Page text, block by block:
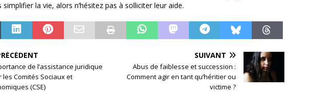
la vie, alors n’hésitez pas à solliciter leur aide.
de l’assistance juridique
les Comités Sociaux et
(CSE)
SUIVANT
Abus de faiblesse et succession :
Comment agir en tant qu’héritier ou
victime ?